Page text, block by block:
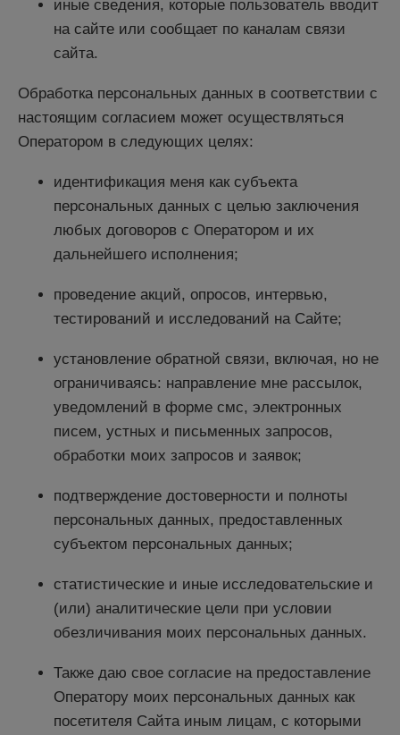
иные сведения, которые пользователь вводит
на сайте или сообщает по каналам связи
сайта.
Обработка персональных данных в соответствии с
настоящим согласием может осуществляться
Оператором в следующих целях:
идентификация меня как субъекта
персональных данных с целью заключения
любых договоров с Оператором и их
дальнейшего исполнения;
проведение акций, опросов, интервью,
тестирований и исследований на Сайте;
установление обратной связи, включая, но не
ограничиваясь: направление мне рассылок,
уведомлений в форме смс, электронных
писем, устных и письменных запросов,
обработки моих запросов и заявок;
подтверждение достоверности и полноты
персональных данных, предоставленных
субъектом персональных данных;
статистические и иные исследовательские и
(или) аналитические цели при условии
обезличивания моих персональных данных.
Также даю свое согласие на предоставление
Оператору моих персональных данных как
посетителя Сайта иным лицам, с которыми